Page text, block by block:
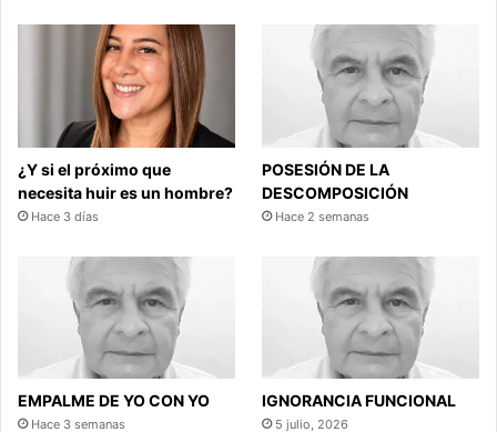
¿Y si el próximo que
necesita huir es un hombre?
Hace 3 días
POSESIÓN DE LA
DESCOMPOSICIÓN
Hace 2 semanas
EMPALME DE YO CON YO
Hace 3 semanas
IGNORANCIA FUNCIONAL
5 julio, 2026